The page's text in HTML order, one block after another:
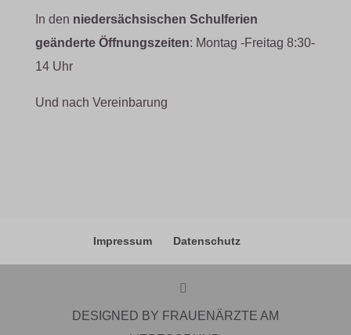
In den niedersächsischen Schulferien
geänderte Öffnungszeiten: Montag -Freitag 8:30-
14 Uhr
Und nach Vereinbarung
Impressum Datenschutz
DESIGNED BY FRAUENÄRZTE AM